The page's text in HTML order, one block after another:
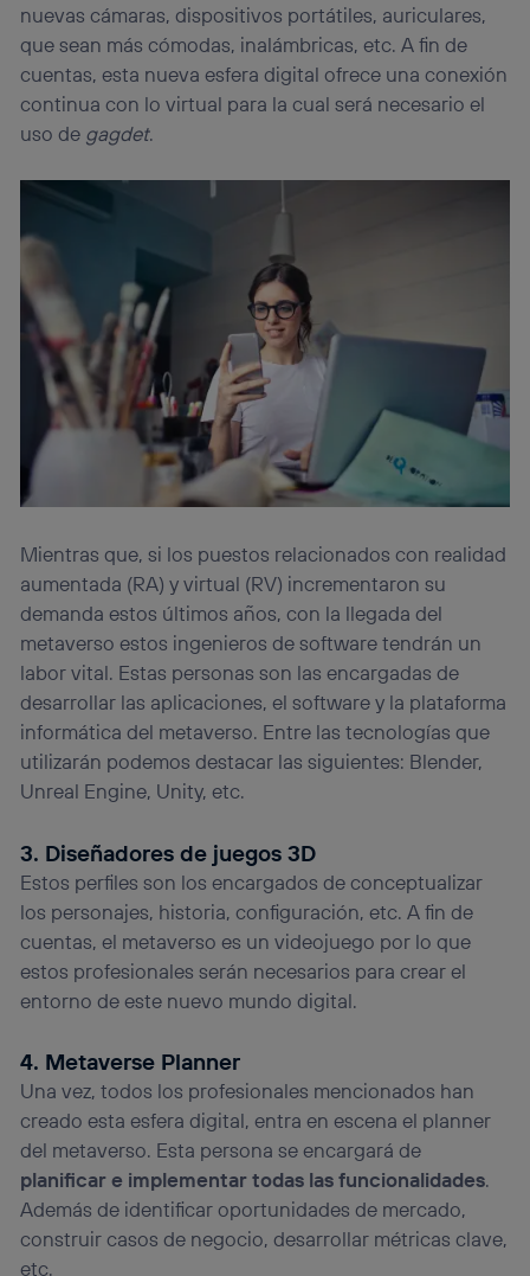
nuevas cámaras, dispositivos portátiles, auriculares,
que sean más cómodas, inalámbricas, etc. A fin de
cuentas, esta nueva esfera digital ofrece una conexión
continua con lo virtual para la cual será necesario el
uso de gagdet.
Mientras que, si los puestos relacionados con realidad
aumentada (RA) y virtual (RV) incrementaron su
demanda estos últimos años, con la llegada del
metaverso estos ingenieros de software tendrán un
labor vital. Estas personas son las encargadas de
desarrollar las aplicaciones, el software y la plataforma
informática del metaverso. Entre las tecnologías que
utilizarán podemos destacar las siguientes: Blender,
Unreal Engine, Unity, etc.
3. Diseñadores de juegos 3D
Estos perfiles son los encargados de conceptualizar
los personajes, historia, configuración, etc. A fin de
cuentas, el metaverso es un videojuego por lo que
estos profesionales serán necesarios para crear el
entorno de este nuevo mundo digital.
4. Metaverse Planner
Una vez, todos los profesionales mencionados han
creado esta esfera digital, entra en escena el planner
del metaverso. Esta persona se encargará de
planificar e implementar todas las funcionalidades.
Además de identificar oportunidades de mercado,
construir casos de negocio, desarrollar métricas clave,
etc.